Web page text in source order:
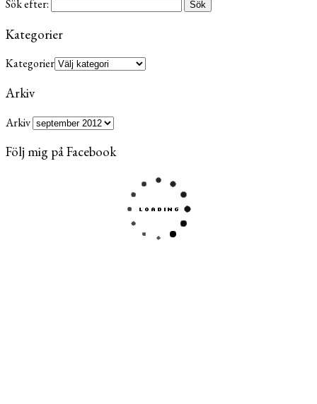
Sök efter:
Kategorier
Kategorier
Arkiv
Arkiv
Följ mig på Facebook